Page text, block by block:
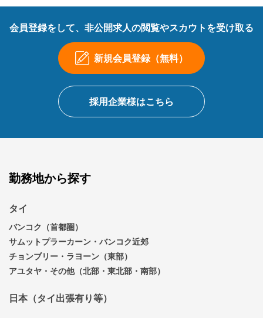
会員登録をして、非公開求人の閲覧やスカウトを受け取る
新規会員登録（無料）
採用企業様はこちら
勤務地から探す
タイ
バンコク（首都圏）
サムットプラーカーン・バンコク近郊
チョンブリー・ラヨーン（東部）
アユタヤ・その他（北部・東北部・南部）
日本（タイ出張有り等）